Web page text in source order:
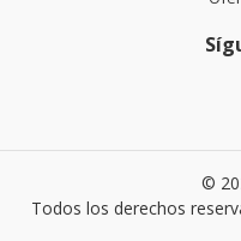
©
Todos los derechos